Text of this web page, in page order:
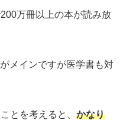
万冊以上の本が読み放
メインですが医学書も対
とを考えると、 かなり